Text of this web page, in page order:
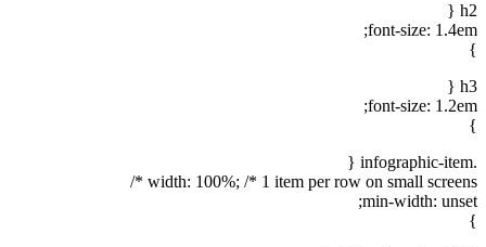
h2 {
font-size: 1.4em;
}
h3 {
font-size: 1.2em;
}
.infographic-item {
width: 100%; /* 1 item per row on small screens */
min-width: unset;
}